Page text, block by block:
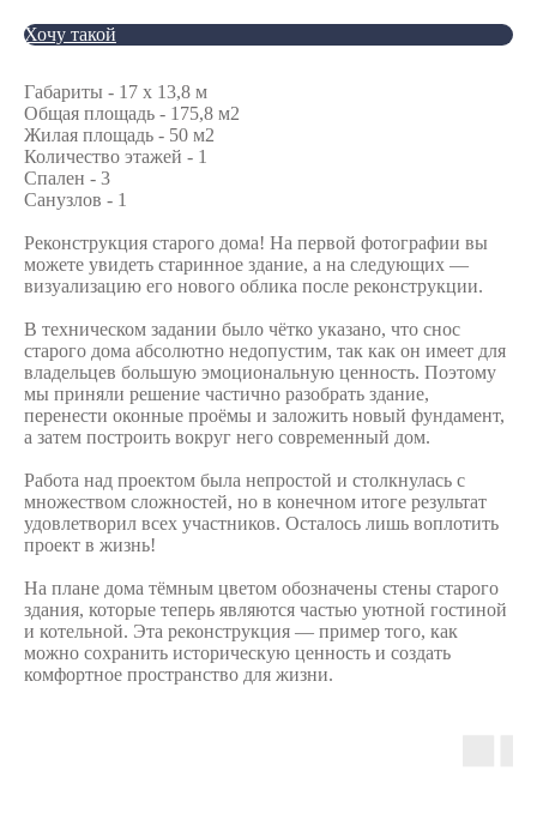
Хочу такой
Габариты - 17 х 13,8 м
Общая площадь - 175,8 м2
Жилая площадь - 50 м2
Количество этажей - 1
Спален - 3
Санузлов - 1
Реконструкция старого дома! На первой фотографии вы
можете увидеть старинное здание, а на следующих —
визуализацию его нового облика после реконструкции.
В техническом задании было чётко указано, что снос
старого дома абсолютно недопустим, так как он имеет для
владельцев большую эмоциональную ценность. Поэтому
мы приняли решение частично разобрать здание,
перенести оконные проёмы и заложить новый фундамент,
а затем построить вокруг него современный дом.
Работа над проектом была непростой и столкнулась с
множеством сложностей, но в конечном итоге результат
удовлетворил всех участников. Осталось лишь воплотить
проект в жизнь!
На плане дома тёмным цветом обозначены стены старого
здания, которые теперь являются частью уютной гостиной
и котельной. Эта реконструкция — пример того, как
можно сохранить историческую ценность и создать
комфортное пространство для жизни.